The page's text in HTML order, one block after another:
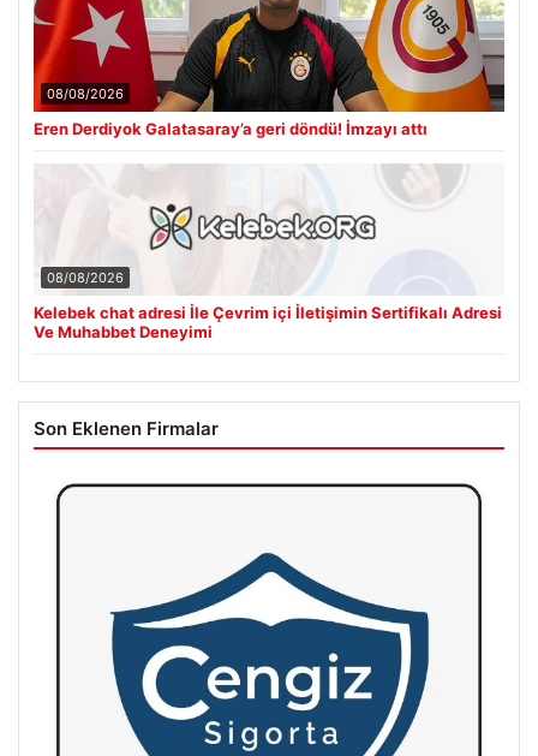
08/08/2026
Eren Derdiyok Galatasaray’a geri döndü! İmzayı attı
08/08/2026
Kelebek chat adresi İle Çevrim içi İletişimin Sertifikalı Adresi
Ve Muhabbet Deneyimi
Son Eklenen Firmalar